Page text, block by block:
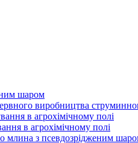
шаром
виробництва
в агрохімічному полі
в агрохімічному полі
млина з псевдозрідженим